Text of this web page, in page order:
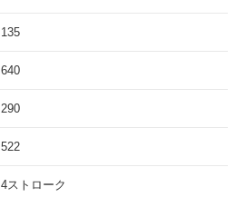
135
640
290
522
4ストローク